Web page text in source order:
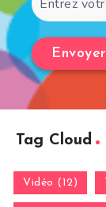
Tag Cloud
Vidéo (12)